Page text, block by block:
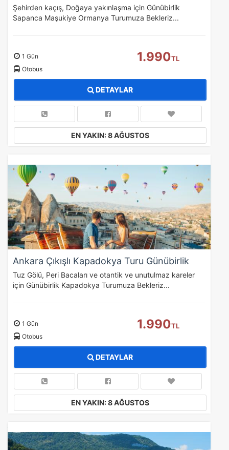
Şehirden kaçış, Doğaya yakınlaşma için Günübirlik
Sapanca Maşukiye Ormanya Turumuza Bekleriz...
1 Gün
Otobus
1.990TL
DETAYLAR
EN YAKIN: 8 AĞUSTOS
Ankara Çıkışlı Kapadokya Turu Günübirlik
Tuz Gölü, Peri Bacaları ve otantik ve unutulmaz kareler
için Günübirlik Kapadokya Turumuza Bekleriz...
1 Gün
Otobus
1.990TL
DETAYLAR
EN YAKIN: 8 AĞUSTOS